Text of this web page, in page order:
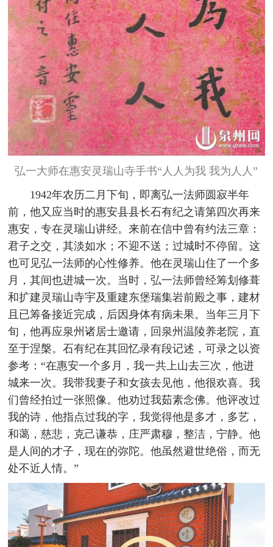
弘一大师在惠安灵瑞山寺手书“人人为我 我为人人”
1942年农历二月下旬，即离弘一法师圆寂半年
前，他又应当时的惠安县县长石有纪之请第四次再来
惠安，专在灵瑞山讲经。来前在信中曾有约法三章：
君子之交，其淡如水；不迎不送；过城时不停留。这
也可见弘一法师的心性修养。他在灵瑞山住了一个多
月，其间也进城一次。当时，弘一法师曾经筹划修葺
和扩建灵瑞山寺宇及重建东堡瑞集岩前殿之事，建材
且已筹备接近完成，后因身体有病未果。当年三月下
旬，他再应泉州诸居士邀请，回泉州温陵养老院，直
至于涅槃。石有纪在其回忆录有段记述，可录之以资
参考：“在惠安一个多月，我一共上山去三次，他进
城来一次。我带我妻子和女孩去见他，他很欢喜。我
们曾经拍过一张照像。他劝过我茹素念佛。他评改过
我的诗，他指点过我的字，我觉得他是多才，多艺，
和蔼，慈悲，克己谦恭，庄严肃穆，整洁，宁静。他
是人间的才子，现在的弥陀。他虽然避世绝俗，而无
处不近人情。”